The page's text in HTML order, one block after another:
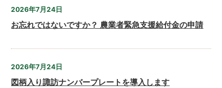
2026年7月24日
お忘れではないですか？ 農業者緊急支援給付金の申請
2026年7月24日
図柄入り諏訪ナンバープレートを導入します